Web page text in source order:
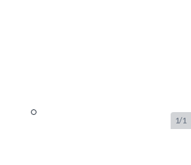
1/1